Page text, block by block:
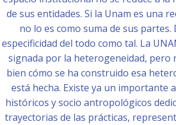
de sus entidades. Si la Unam es una
no lo es como suma de sus partes.
especificidad del todo como tal. La
signada por la heterogeneidad, pero
bien cómo se ha construido esa
está hecha. Existe ya un importante
históricos y socio antropológicos
trayectorias de las prácticas,